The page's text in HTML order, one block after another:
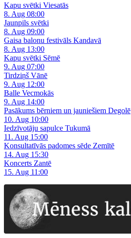
Kapu svētki Viesatās
8. Aug 08:00
Jaunpils svētki
8. Aug 09:00
Gaisa balonu festivāls Kandavā
8. Aug 13:00
Kapu svētki Sēmē
9. Aug 07:00
Tirdziņš Vānē
9. Aug 12:00
Balle Vecmokās
9. Aug 14:00
Pasākums bērniem un jauniešiem Degolē
10. Aug 10:00
Iedzīvotāju sapulce Tukumā
11. Aug 15:00
Konsultatīvās padomes sēde Zemītē
14. Aug 15:30
Koncerts Zantē
15. Aug 11:00